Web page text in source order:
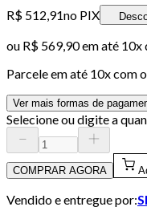
R$ 512,91no PIX
ou R$ 569,90em até 10x
Parcele em até 10x com
Ver mais formas de
Selecione ou digite a
COMPRAR AGORA
Vendido e entregue por: